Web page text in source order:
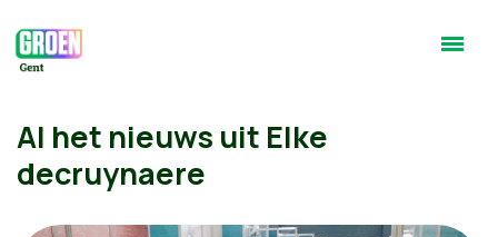
Al het nieuws uit Elke
decruynaere